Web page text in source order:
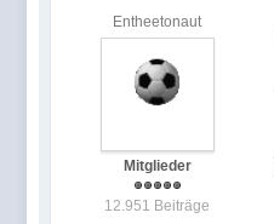
Entheetonaut
Mitglieder
12.951 Beiträge